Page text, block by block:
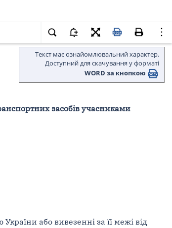
Текст має ознайомлювальний характер.
Доступний для скачування у форматі
WORD за кнопкою